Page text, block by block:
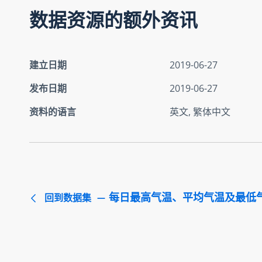
数据资源的额外资讯
建立日期
2019-06-27
发布日期
2019-06-27
资料的语言
英文, 繁体中文
回到数据集 每日最高气温、平均气温及最低